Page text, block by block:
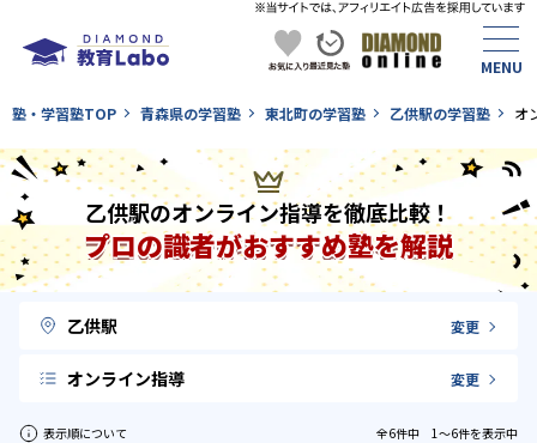
塾・学習塾TOP 青森県の学習塾 東北町の学習塾 乙供駅の学習塾 オ
乙供駅のオンライン指導を徹底比較！
プロの識者がおすすめ塾を解説
乙供駅 変更
オンライン指導 変更
表示順について 全6件中 1〜6件を表示中